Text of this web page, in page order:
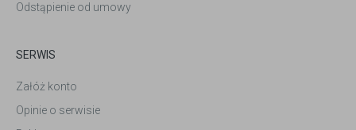
Odstąpienie od umowy
SERWIS
Załóż konto
Opinie o serwisie